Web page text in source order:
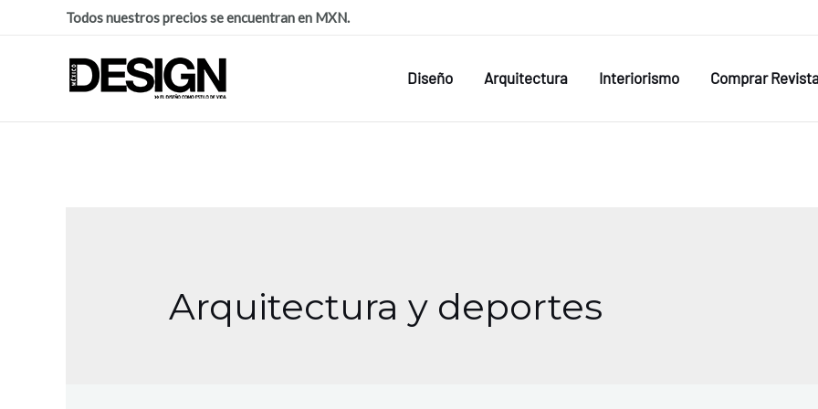
Todos nuestros precios se encuentran en MXN.
Diseño Arquitectura Interiorismo Comprar
Arquitectura y deportes